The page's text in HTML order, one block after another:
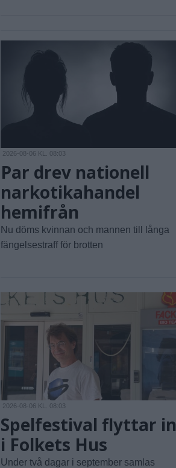
2026-08-06 KL. 08:03
Par drev nationell
narkotikahandel
hemifrån
Nu döms kvinnan och mannen till långa
fängelsestraff för brotten
2026-08-06 KL. 08:03
Spelfestival flyttar in
i Folkets Hus
Under två dagar i september samlas